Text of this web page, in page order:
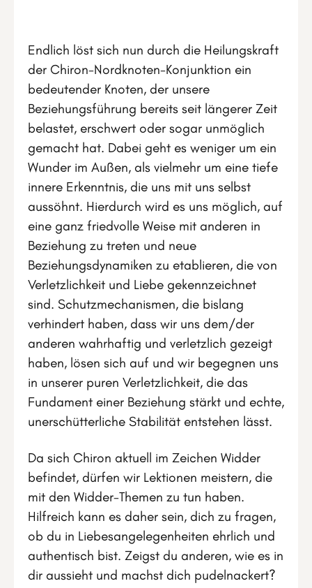
Endlich löst sich nun durch die Heilungskraft
der Chiron-Nordknoten-Konjunktion ein
bedeutender Knoten, der unsere
Beziehungsführung bereits seit längerer Zeit
belastet, erschwert oder sogar unmöglich
gemacht hat. Dabei geht es weniger um ein
Wunder im Außen, als vielmehr um eine tiefe
innere Erkenntnis, die uns mit uns selbst
aussöhnt. Hierdurch wird es uns möglich, auf
eine ganz friedvolle Weise mit anderen in
Beziehung zu treten und neue
Beziehungsdynamiken zu etablieren, die von
Verletzlichkeit und Liebe gekennzeichnet
sind. Schutzmechanismen, die bislang
verhindert haben, dass wir uns dem/der
anderen wahrhaftig und verletzlich gezeigt
haben, lösen sich auf und wir begegnen uns
in unserer puren Verletzlichkeit, die das
Fundament einer Beziehung stärkt und echte,
unerschütterliche Stabilität entstehen lässt.
Da sich Chiron aktuell im Zeichen Widder
befindet, dürfen wir Lektionen meistern, die
mit den Widder-Themen zu tun haben.
Hilfreich kann es daher sein, dich zu fragen,
ob du in Liebesangelegenheiten ehrlich und
authentisch bist. Zeigst du anderen, wie es in
dir aussieht und machst dich pudelnackert?